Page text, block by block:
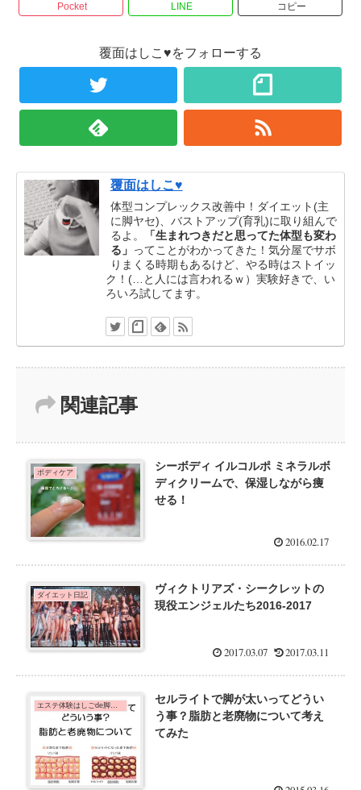
Pocket LINE コピー
覆面はしこ♥をフォローする
覆面はしこ♥
体型コンプレックス改善中！ダイエット(主
に脚ヤセ)、バストアップ(育乳)に取り組んで
るよ。
「生まれつきだと思ってた体型も変わ
る」 ってことがわかってきた！気分屋でサボ
りまくる時期もあるけど、やる時はストイッ
ク！(…と人には言われるｗ）実験好きで、い
ろいろ試してます。
関連記事
ボディケア
シーボディ イルコルポ ミネラルボ
ディクリームで、保湿しながら痩
せる！
2016.02.17
ダイエット日記
ヴィクトリアズ・シークレットの
現役エンジェルたち2016-2017
2017.03.07 2017.03.11
エステ体験はしごde脚痩せダイエット！
セルライトで脚が太いってどうい
う事？脂肪と老廃物について考え
てみた